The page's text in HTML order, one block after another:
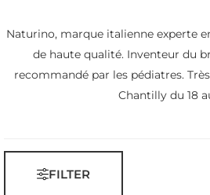
Naturino, marque italienne experte
de haute qualité. Inventeur du
recommandé par les pédiatres.
Chantilly du 18
FILTER